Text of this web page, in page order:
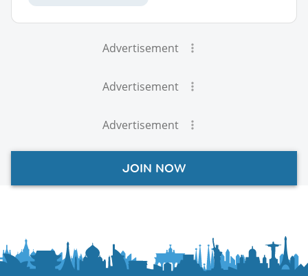
Advertisement
Advertisement
Advertisement
JOIN NOW